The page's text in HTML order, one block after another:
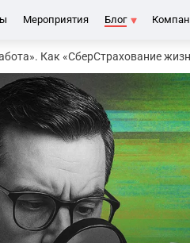
Мероприятия Блог
Как «СберСтрахование